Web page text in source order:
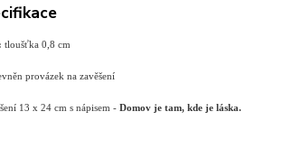
tloušťka 0,8 cm
provázek na zavěšení
13 x 24 cm s nápisem -Domov je tam, kde je láska.